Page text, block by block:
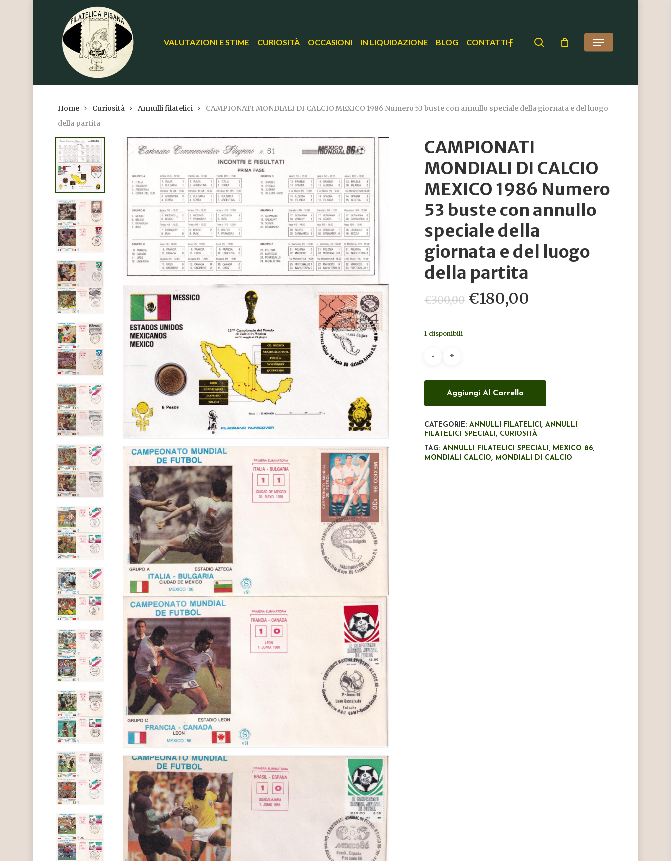
Hit enter to search or ESC to close
VALUTAZIONI E STIME CURIOSITÀ OCCASIONI IN LIQUIDAZIONE BLOG CONTATTIFACEBOOK search Menu
Home Curiosità Annulli filatelici
CAMPIONATI MONDIALI DI CALCIO MEXICO 1986 Numero 53 buste con annullo speciale della giornata e del luogo
della partita
CAMPIONATI
MONDIALI DI CALCIO
MEXICO 1986 Numero
53 buste con annullo
speciale della
giornata e del luogo
della partita
€300,00 Il
prezzo
€180,00
1 disponibili
Aggiungi Al Carrello
CATEGORIE:ANNULLI FILATELICI,ANNULLI
FILATELICI SPECIALI, CURIOSITÀ
TAG:ANNULLI FILATELICI SPECIALI, MEXICO 86,
MONDIALI CALCIO, MONDIALI DI CALCIO